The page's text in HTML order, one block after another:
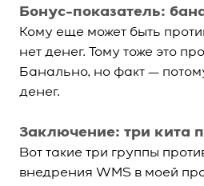
Бонус-показатель:
Кому еще может быть
нет денег. Тому тоже это
Банально, но факт —
денег.
Заключение: три кита
Вот такие три группы
внедрения WMS в моей